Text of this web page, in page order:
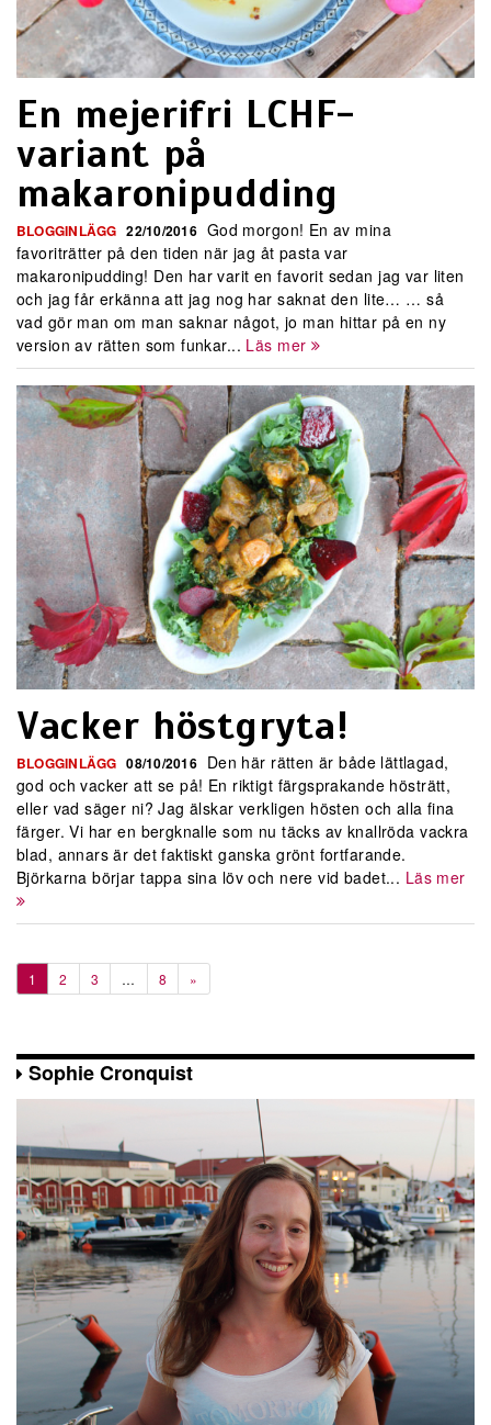
En mejerifri LCHF-
variant på
makaronipudding
BLOGGINLÄGG 22/10/2016God morgon! En av mina
favoriträtter på den tiden när jag åt pasta var
makaronipudding! Den har varit en favorit sedan jag var liten
och jag får erkänna att jag nog har saknat den lite… … så
vad gör man om man saknar något, jo man hittar på en ny
version av rätten som funkar... Läs mer
Vacker höstgryta!
BLOGGINLÄGG 08/10/2016Den här rätten är både lättlagad,
god och vacker att se på! En riktigt färgsprakande hösträtt,
eller vad säger ni? Jag älskar verkligen hösten och alla fina
färger. Vi har en bergknalle som nu täcks av knallröda vackra
blad, annars är det faktiskt ganska grönt fortfarande.
Björkarna börjar tappa sina löv och nere vid badet... Läs mer
1 2 3 … 8 »
Sophie Cronquist